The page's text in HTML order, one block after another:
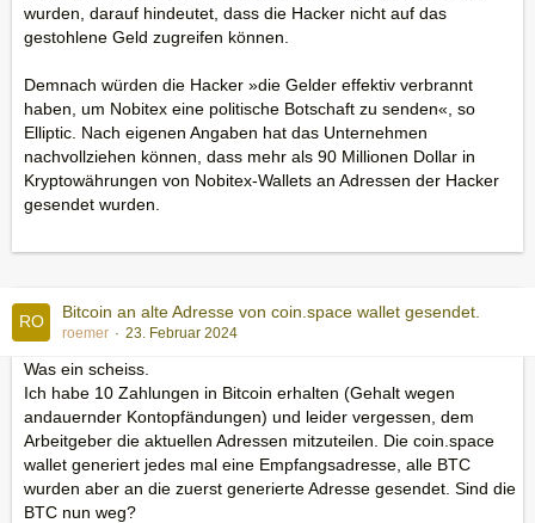
wurden, darauf hindeutet, dass die Hacker nicht auf das
gestohlene Geld zugreifen können.
Demnach würden die Hacker »die Gelder effektiv verbrannt
haben, um Nobitex eine politische Botschaft zu senden«, so
Elliptic. Nach eigenen Angaben hat das Unternehmen
nachvollziehen können, dass mehr als 90 Millionen Dollar in
Kryptowährungen von Nobitex-Wallets an Adressen der Hacker
gesendet wurden.
Bitcoin an alte Adresse von coin.space wallet gesendet.
roemer 23. Februar 2024
Was ein scheiss.
Ich habe 10 Zahlungen in Bitcoin erhalten (Gehalt wegen
andauernder Kontopfändungen) und leider vergessen, dem
Arbeitgeber die aktuellen Adressen mitzuteilen. Die coin.space
wallet generiert jedes mal eine Empfangsadresse, alle BTC
wurden aber an die zuerst generierte Adresse gesendet. Sind die
BTC nun weg?